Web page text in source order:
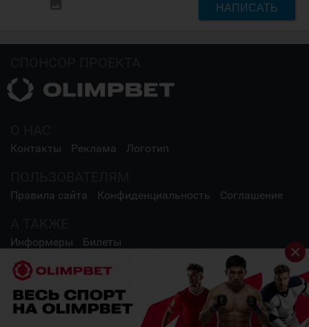
НАПИСАТЬ
Контакты Реклама Логотип
Правила сайта Конфиденциальность Соглашение
Информеры Билеты
СОЦИАЛЬНЫЕ СЕТИ